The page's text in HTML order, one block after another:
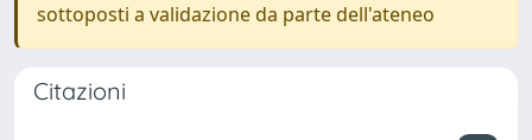
sottoposti a validazione da parte dell'ateneo
Citazioni